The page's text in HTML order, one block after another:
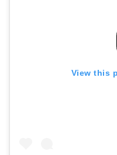
View this